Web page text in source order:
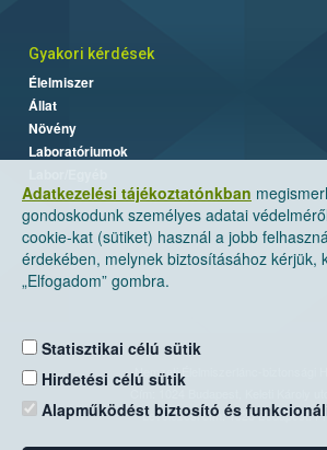
Adatkezelési tájékoztatónkban
gondoskodunk személyes adatai
cookie-kat (sütiket) használ a jobb
érdekében, melynek biztosításához kérjük,
„Elfogadom” gombra.
Statisztikai célú sütik
Hirdetési célú sütik
Alapműködést biztosító és
Gyakori kérdések
Élelmiszer
Állat
Növény
Laboratóriumok
Nemzeti Élelmiszerlánc-biztonsági
Levelezési cím: 1525 Budapest.